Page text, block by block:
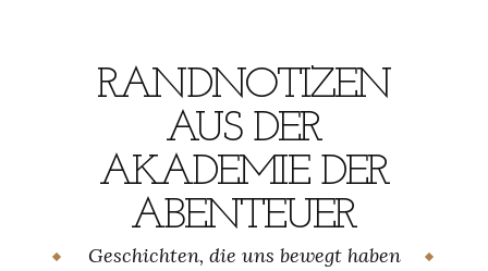
RANDNOTIZEN
AUS DER
AKADEMIE DER
ABENTEUER
Geschichten, die uns bewegt haben